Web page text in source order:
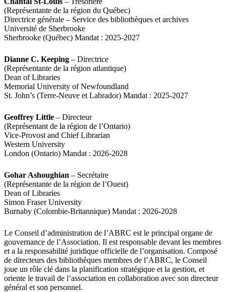
(Représentante de la région du Québec)
Directrice générale – Service des bibliothèques et archives
Université de Sherbrooke
Sherbrooke (Québec) Mandat : 2025-2027
Dianne C. Keeping – Directrice
(Représentante de la région atlantique)
Dean of Libraries
Memorial University of Newfoundland
St. John’s (Terre-Neuve et Labrador) Mandat : 2025-2027
Geoffrey Little – Directeur
(Représentant de la région de l’Ontario)
Vice-Provost and Chief Librarian
Western University
London (Ontario) Mandat : 2026-2028
Gohar Ashoughian – Secrétaire
(Représentante de la région de l’Ouest)
Dean of Libraries
Simon Fraser University
Burnaby (Colombie-Britannique) Mandat : 2026-2028
Le Conseil d’administration de l’ABRC est le principal organe de
gouvernance de l’Association. Il est responsable devant les membres
et a la responsabilité juridique officielle de l’organisation. Composé
de directeurs des bibliothèques membres de l’ABRC, le Conseil
joue un rôle clé dans la planification stratégique et la gestion, et
oriente le travail de l’association en collaboration avec son directeur
général et son personnel.